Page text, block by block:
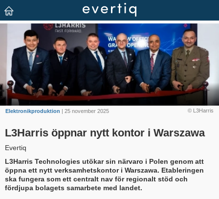
© L3Harris
Elektronikproduktion | 25 november 2025
L3Harris öppnar nytt kontor i Warszawa
Evertiq
L3Harris Technologies utökar sin närvaro i Polen genom att
öppna ett nytt verksamhetskontor i Warszawa. Etableringen
ska fungera som ett centralt nav för regionalt stöd och
fördjupa bolagets samarbete med landet.